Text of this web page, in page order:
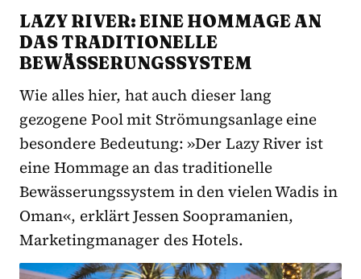
LAZY RIVER: EINE HOMMAGE AN
DAS TRADITIONELLE
BEWÄSSERUNGSSYSTEM
Wie alles hier, hat auch dieser lang
gezogene Pool mit Strömungsanlage eine
besondere Bedeutung: »Der Lazy River ist
eine Hommage an das traditionelle
Bewässerungssystem in den vielen Wadis in
Oman«, erklärt Jessen Soopramanien,
Marketingmanager des Hotels.